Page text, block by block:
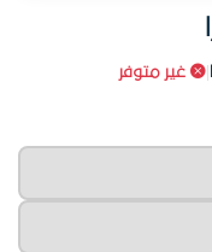
| غير متوفر